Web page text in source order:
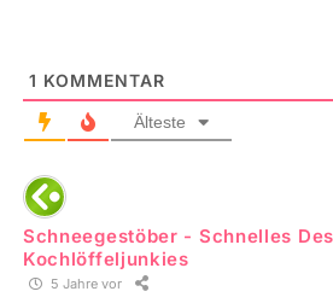
1 KOMMENTAR
Älteste
Schneegestöber - Schnelles
Kochlöffeljunkies
5 Jahre vor